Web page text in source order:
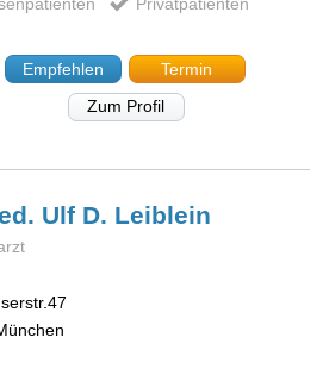
Empfehlen
Termin
Zum Profil
Ulf D. Leiblein